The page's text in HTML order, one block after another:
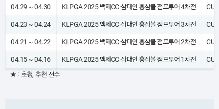
04.29 ~ 04.30 KLPGA 2025 백제CC·삼대인 홍삼볼 점프투어 4차전 CUT
04.23 ~ 04.24 KLPGA 2025 백제CC·삼대인 홍삼볼 점프투어 3차전 CUT
04.21 ~ 04.22 KLPGA 2025 백제CC·삼대인 홍삼볼 점프투어 2차전 CUT
04.15 ~ 04.16 KLPGA 2025 백제CC·삼대인 홍삼볼 점프투어 1차전 CUT
★ : 초청, 추천 선수